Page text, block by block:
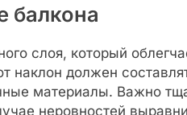
балкона
слоя, который
наклон должен
материалы. Важно
неровностей